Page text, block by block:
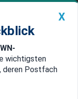
Premium
China
X
wichtigsten
deren Postfach